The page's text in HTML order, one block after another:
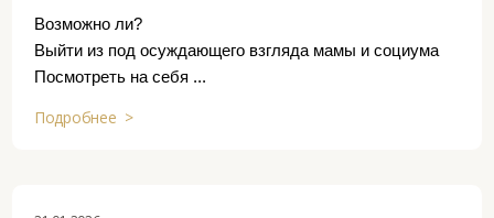
Возможно ли?
Выйти из под осуждающего взгляда мамы и социума
Посмотреть на себя ...
Подробнее >